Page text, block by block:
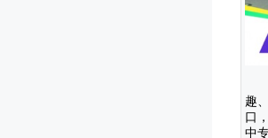
趣
口
中